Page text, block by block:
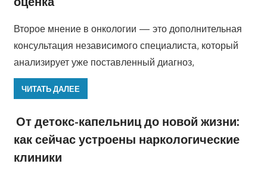
Второе мнение в онкологии — это дополнительная
консультация независимого специалиста, который
анализирует уже поставленный диагноз,
ЧИТАТЬ ДАЛЕЕ
От детокс-капельниц до новой жизни:
как сейчас устроены наркологические
клиники